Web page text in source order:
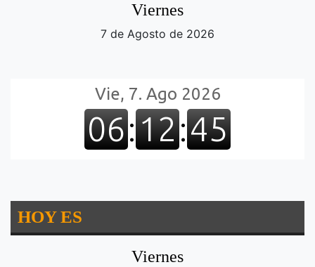
Viernes
7 de Agosto de 2026
HOY ES
Viernes